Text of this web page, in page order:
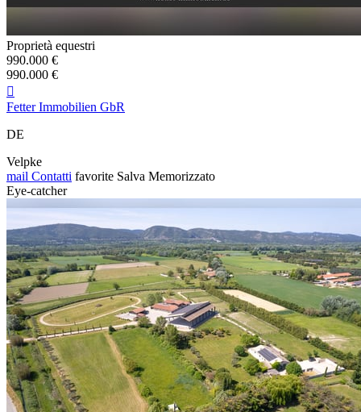
Proprietà equestri
990.000 €
990.000 €

Fetter Immobilien GbR
DE
Velpke
mail Contatti favorite Salva Memorizzato
Eye-catcher